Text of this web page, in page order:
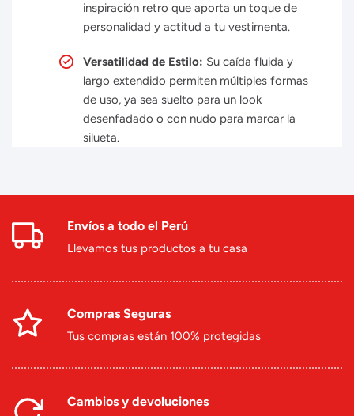
inspiración retro que aporta un toque de
personalidad y actitud a tu vestimenta.
Versatilidad de Estilo: Su caída fluida y
largo extendido permiten múltiples formas
de uso, ya sea suelto para un look
desenfadado o con nudo para marcar la
silueta.
Envíos a todo el Perú
Llevamos tus productos a tu casa
Compras Seguras
Tus compras están 100% protegidas
Cambios y devoluciones